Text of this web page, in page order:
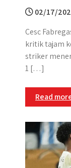
02/17/
Cesc
kritik tajam
striker
1 […]
Read